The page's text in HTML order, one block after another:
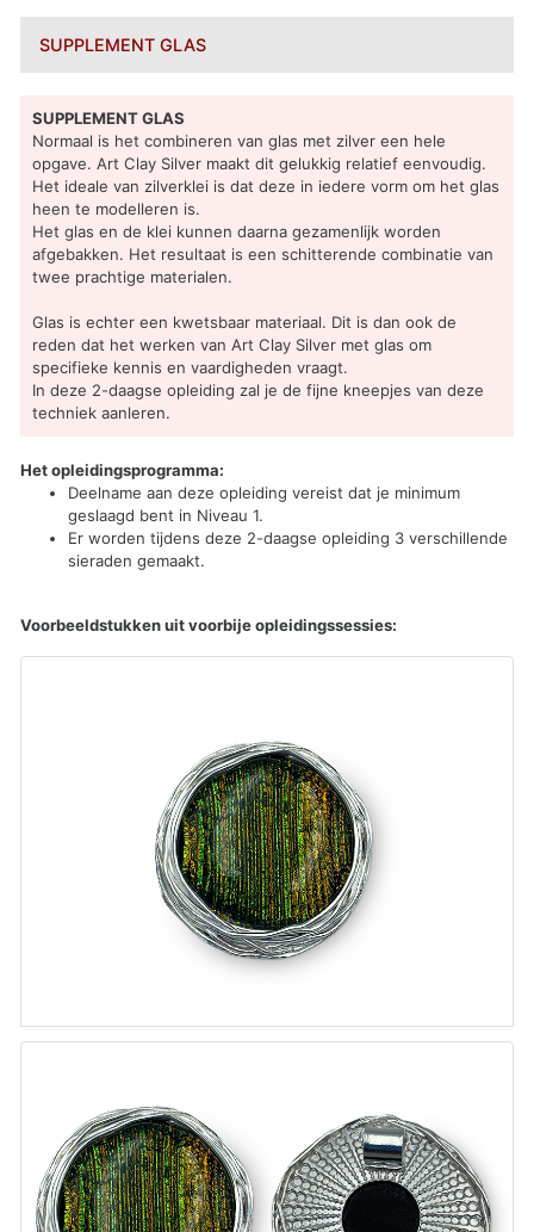
SUPPLEMENT GLAS
SUPPLEMENT GLAS
Normaal is het combineren van glas met zilver een hele
opgave. Art Clay Silver maakt dit gelukkig relatief eenvoudig.
Het ideale van zilverklei is dat deze in iedere vorm om het glas
heen te modelleren is.
Het glas en de klei kunnen daarna gezamenlijk worden
afgebakken. Het resultaat is een schitterende combinatie van
twee prachtige materialen.
Glas is echter een kwetsbaar materiaal. Dit is dan ook de
reden dat het werken van Art Clay Silver met glas om
specifieke kennis en vaardigheden vraagt.
In deze 2-daagse opleiding zal je de fijne kneepjes van deze
techniek aanleren.
Het opleidingsprogramma:
Deelname aan deze opleiding vereist dat je minimum
geslaagd bent in Niveau 1.
Er worden tijdens deze 2-daagse opleiding 3 verschillende
sieraden gemaakt.
Voorbeeldstukken uit voorbije opleidingssessies: